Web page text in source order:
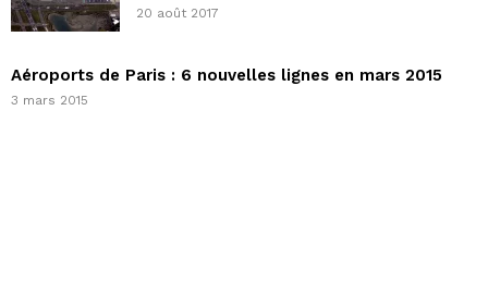
20 août 2017
Aéroports de Paris : 6 nouvelles lignes en mars 2015
3 mars 2015